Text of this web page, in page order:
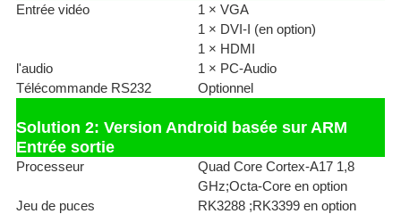
Entrée vidéo
1 × VGA
1 × DVI-I (en option)
1 × HDMI
l'audio
1 × PC-Audio
Télécommande RS232
Optionnel
Solution 2: Version Android basée sur ARM
Entrée sortie
Processeur
Quad Core Cortex-A17 1,8
GHz;Octa-Core en option
Jeu de puces
RK3288 ;RK3399 en option